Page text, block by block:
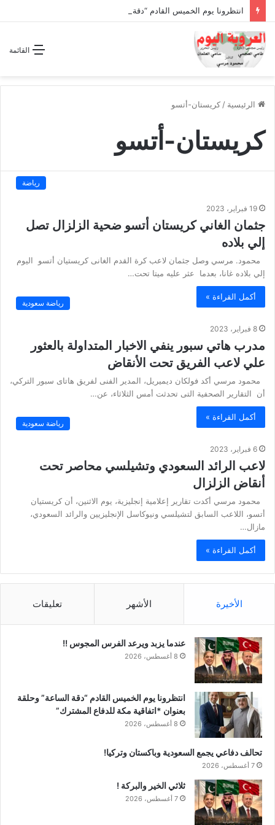
القائمة
الرئيسية / كريستان-أتسو
كريستان-أتسو
رياضة
19 فبراير، 2023
جثمان الغاني كريستان أتسو ضحية الزلزال تصل
إلي بلاده
محمود. مرسي وصل جثمان لاعب كرة القدم الغانى كريستيان أتسو اليوم
إلي بلاده غانا، بعدما عثر عليه ميتا تحت…
أكمل القراءة »
رياضة سعودية
8 فبراير، 2023
مدرب هاتي سبور ينفي الاخبار المتداولة بالعثور
علي لاعب الفريق تحت الأنقاض
محمود مرسي أكد فولكان ديميريل، المدير الفنى لفريق هاتاى سبور التركي،
أن التقارير الصحفية التى تحدثت أمس الثلاثاء، عن…
أكمل القراءة »
رياضة سعودية
6 فبراير، 2023
لاعب الرائد السعودي وتشيلسي محاصر تحت
أنقاض الزلزال
محمود مرسي أكدت تقارير إعلامية إنجليزية، يوم الاثنين، أن كريستيان
أتسو، اللاعب السابق لتشيلسي ونيوكاسل الإنجليزيين والرائد السعودي،
مازال…
أكمل القراءة »
الأخيرة الأشهر تعليقات
عندما يزبد ويرعد الفرس المجوس !!
8 أغسطس، 2026
انتظرونا يوم الخميس القادم “دقة الساعة” وحلقة
بعنوان *اتفاقية مكة للدفاع المشترك”
8 أغسطس، 2026
تحالف دفاعي يجمع السعودية وباكستان وتركيا!
7 أغسطس، 2026
ثلاثي الخير والبركة !
7 أغسطس، 2026